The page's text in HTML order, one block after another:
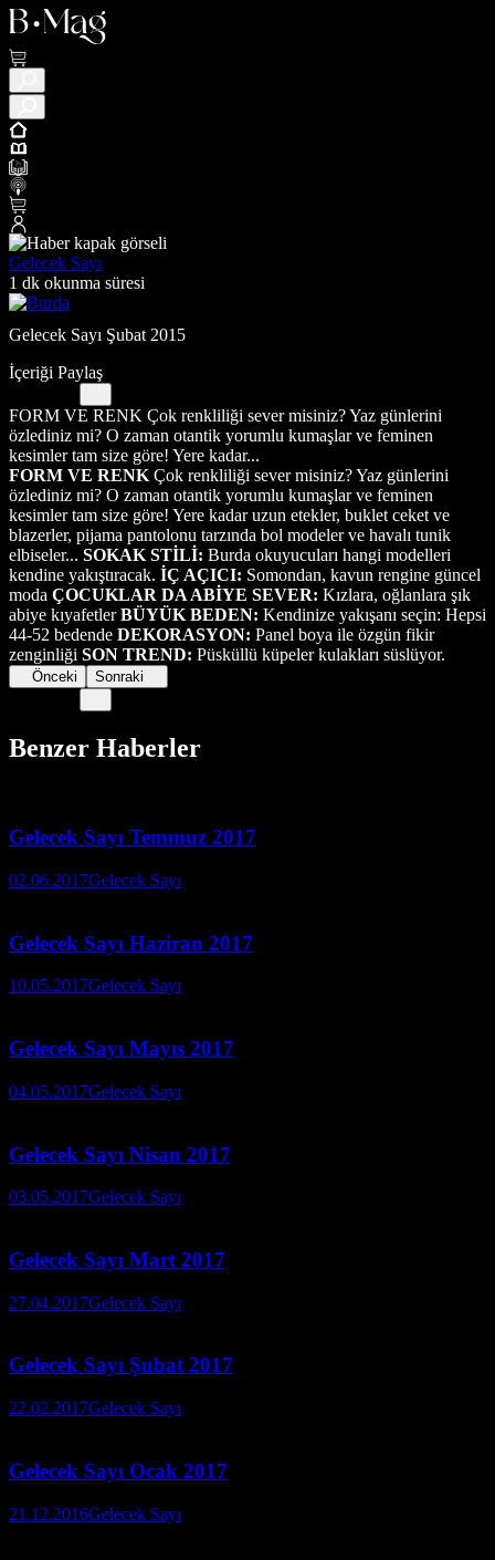
Gelecek Sayı
1 dk okunma süresi
Gelecek Sayı Şubat 2015
İçeriği Paylaş
FORM VE RENK Çok renkliliği sever misiniz? Yaz günlerini
özlediniz mi? O zaman otantik yorumlu kumaşlar ve feminen
kesimler tam size göre! Yere kadar...
FORM VE RENK Çok renkliliği sever misiniz? Yaz günlerini
özlediniz mi? O zaman otantik yorumlu kumaşlar ve feminen
kesimler tam size göre! Yere kadar uzun etekler, buklet ceket ve
blazerler, pijama pantolonu tarzında bol modeler ve havalı tunik
elbiseler... SOKAK STİLİ: Burda okuyucuları hangi modelleri
kendine yakıştıracak. İÇ AÇICI: Somondan, kavun rengine güncel
moda ÇOCUKLAR DA ABİYE SEVER: Kızlara, oğlanlara şık
abiye kıyafetlerBÜYÜK BEDEN: Kendinize yakışanı seçin: Hepsi
44-52 bedende DEKORASYON: Panel boya ile özgün fikir
zenginliği SON TREND: Püsküllü küpeler kulakları süslüyor.
Önceki Sonraki
Benzer Haberler
Gelecek Sayı Temmuz 2017
02.06.2017Gelecek Sayı
Gelecek Sayı Haziran 2017
10.05.2017Gelecek Sayı
Gelecek Sayı Mayıs 2017
04.05.2017Gelecek Sayı
Gelecek Sayı Nisan 2017
03.05.2017Gelecek Sayı
Gelecek Sayı Mart 2017
27.04.2017Gelecek Sayı
Gelecek Sayı Şubat 2017
22.02.2017Gelecek Sayı
Gelecek Sayı Ocak 2017
21.12.2016Gelecek Sayı